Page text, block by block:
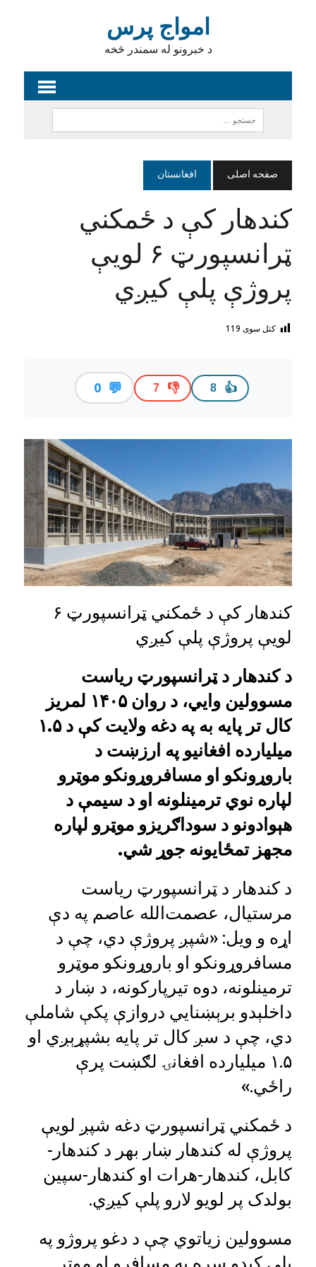
امواج پرس
د خبرونو له سمندر څخه
صفحه اصلی افغانستان
کندهار کې د ځمکني
ټرانسپورټ ۶ لویې
پروژې پلې کیږي
کتل سوی 119
👍
8
👎
7
💬
0
کندهار کې د ځمکني ټرانسپورټ ۶
لویې پروژې پلې کیږي
د کندهار د ټرانسپورټ ریاست
مسوولین وایي، د روان ۱۴۰۵ لمریز
کال تر پایه به په دغه ولایت کې د ۱.۵
میلیارده افغانیو په ارزښت د
باروړونکو او مسافروړونکو موټرو
لپاره نوي ترمینلونه او د سیمې د
هېوادونو د سوداګریزو موټرو لپاره
مجهز تمځایونه جوړ شي.
د کندهار د ټرانسپورټ ریاست
مرستیال، عصمت‌الله عاصم په دې
اړه و ویل: «شپږ پروژې دي، چې د
مسافروړونکو او باروړونکو موټرو
ترمینلونه، دوه تیرپارکونه، د ښار د
داخلېدو برېښنایي دروازې پکې شاملې
دي، چې د سږ کال تر پایه بشپړېږي او
۱.۵ میلیارده افغانۍ لګښت پرې
راځي.»
د ځمکني ټرانسپورټ دغه شپږ لویې
پروژې له کندهار ښار بهر د کندهار-
کابل، کندهار-هرات او کندهار-سپین
بولدک پر لویو لارو پلې کیږي.
مسوولین زیاتوي چې د دغو پروژو په
پلي کېدو سره به مسافرو او موټر